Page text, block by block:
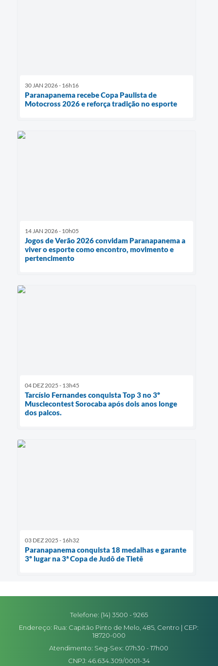
30 JAN 2026 - 16h16
Paranapanema recebe Copa Paulista de
Motocross 2026 e reforça tradição no esporte
14 JAN 2026 - 10h05
Jogos de Verão 2026 convidam Paranapanema a
viver o esporte como encontro, movimento e
pertencimento
04 DEZ 2025 - 13h45
Tarcísio Fernandes conquista Top 3 no 3º
Musclecontest Sorocaba após dois anos longe
dos palcos.
03 DEZ 2025 - 16h32
Paranapanema conquista 18 medalhas e garante
3º lugar na 3ª Copa de Judô de Tietê
Telefone: (14) 3500 - 9265
Endereço: Rua: Capitão Pinto de Melo, 485, Centro | CEP:
18720-000
Atendimento: Seg-Sex: 07h30 - 17h00
CNPJ: 46.634.309/0001-34